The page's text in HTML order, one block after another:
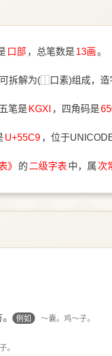
⼝部 ，总笔数是 13画。
拆解为(⿰口素)组成，造
笔是 KGXI ，四角码是
U+55C9 ，位于
》 的 二级字表 中，属 次
例如 ～囊。鸡～子。
。